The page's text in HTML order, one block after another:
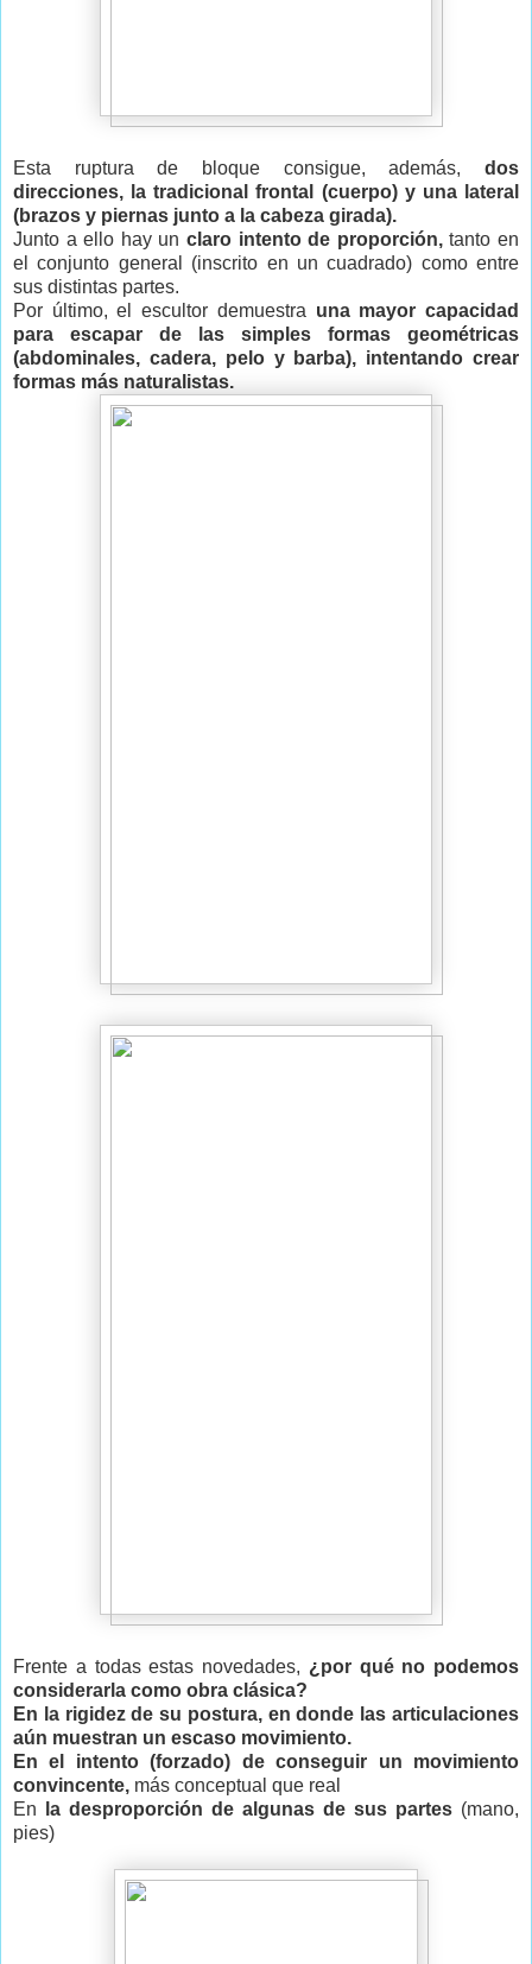
Esta ruptura de bloque consigue, además, dos
direcciones, la tradicional frontal (cuerpo) y una lateral
(brazos y piernas junto a la cabeza girada).
Junto a ello hay un claro intento de proporción,tanto en
el conjunto general (inscrito en un cuadrado) como entre
sus distintas partes.
Por último, el escultor demuestra una mayor capacidad
para escapar de las simples formas geométricas
(abdominales, cadera, pelo y barba), intentando crear
formas más naturalistas.
Frente a todas estas novedades, ¿por qué no podemos
considerarla como obra clásica?
En la rigidez de su postura, en donde las articulaciones
aún muestran un escaso movimiento.
En el intento (forzado) de conseguir un movimiento
convincente, más conceptual que real
En
la desproporción de algunas de sus partes (mano,
pies)